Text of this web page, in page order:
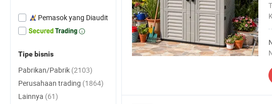
Pemasok yang Diaudit
Tipe bisnis
Pabrikan/Pabrik (2103)
Perusahaan trading (1864)
Lainnya (61)